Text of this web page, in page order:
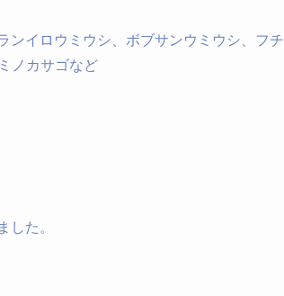
ンイロウミウシ、ボブサンウミウシ、フチ
ノカサゴなど
た。